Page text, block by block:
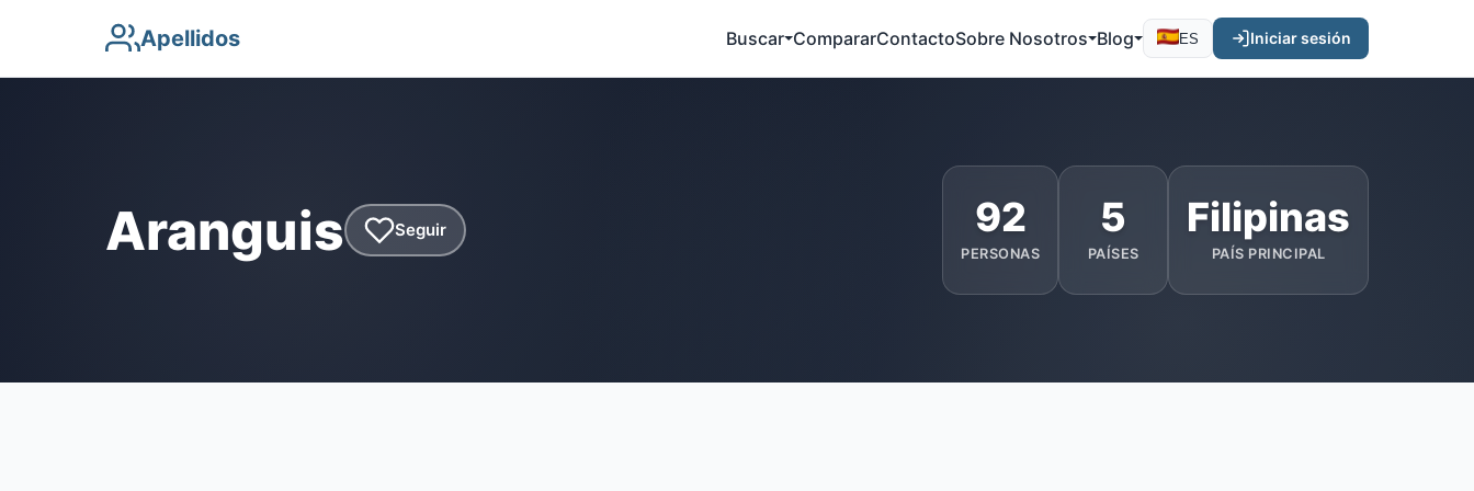
Apellidos Buscar CompararContactoSobre Nosotros Blog ES Iniciar sesión
Aranguis Seguir 92
PERSONAS
5
PAÍSES
Filipinas
PAÍS PRINCIPAL